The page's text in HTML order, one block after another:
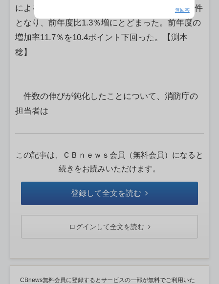
によると、2025年度の転院搬送件数は36万1,741件
となり、前年度比1.3％増にとどまった。前年度の
増加率11.7％を10.4ポイント下回った。【渕本
稔】
件数の伸びが鈍化したことについて、消防庁の
担当者は
この記事は、ＣＢｎｅｗｓ会員（無料会員）になると
続きをお読みいただけます。
登録して全文を読む
ログインして全文を読む
CBnews無料会員に登録するとサービスの一部が無料でご利用いた
無回答